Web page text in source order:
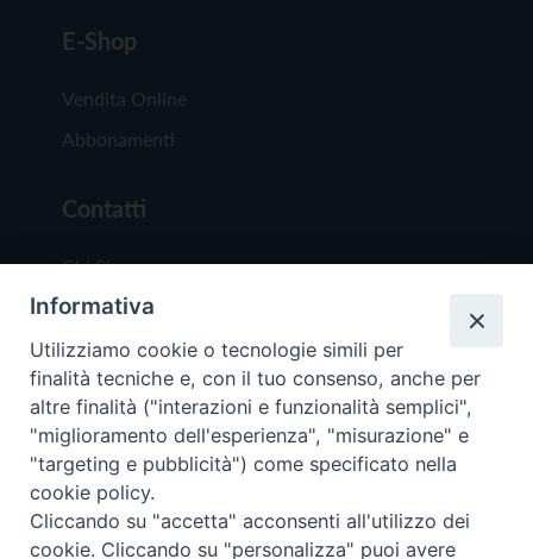
E-Shop
Vendita Online
Abbonamenti
Contatti
Chi Siamo
Redazione
Scrivici
Copyright © 2019 - Tutti i diritti riservati - Vita
Trentina Editrice
Informativa
Utilizziamo cookie o tecnologie simili per
finalità tecniche e, con il tuo consenso, anche per
altre finalità ("interazioni e funzionalità semplici",
"miglioramento dell'esperienza", "misurazione" e
"targeting e pubblicità") come specificato nella
cookie policy.
Cliccando su "accetta" acconsenti all'utilizzo dei
cookie. Cliccando su "personalizza" puoi avere